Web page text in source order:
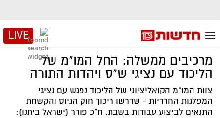
LIVE
מרכיבים ממשלה: החל המו"מ של
הליכוד עם נציגי ש"ס ויהדות התורה
צוות המו"מ הקואליציוני של הליכוד נפגש עם נציגי
המפלגות החרדיות - שדרשו ריכוך חוק הגיוס והקשחת
התנאים לביצוע עבודות בשבת. ח"כ פורר (ישראל ביתנו):